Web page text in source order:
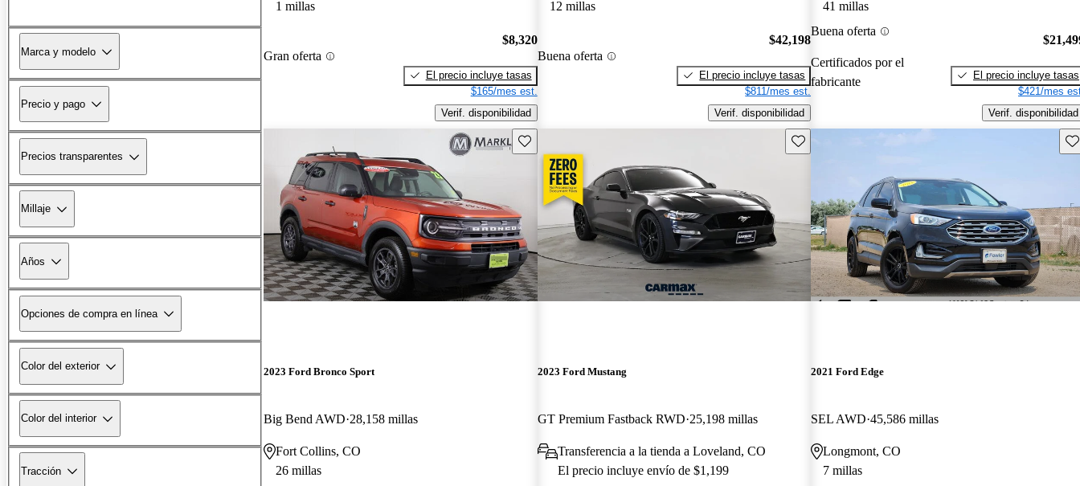
Marca y modelo
Precio y pago
Precios transparentes
Millaje
Años
Opciones de compra en línea
Color del exterior
Color del interior
Tracción
1 millas
Gran oferta
$8,320
El precio incluye tasas
$165/mes est.
Verif. disponibilidad
12 millas
Buena oferta
$42,198
El precio incluye tasas
$811/mes est.
Verif. disponibilidad
41 millas
Buena oferta
Certificados por el
fabricante
El precio incluye tasas
$421/mes
Verif. disponibilidad
Guarda este Aviso
2023 Ford Bronco Sport
Big Bend AWD 28,158 millas
Fort Collins, CO
26 millas
Guarda este Aviso
2023 Ford Mustang
GT Premium Fastback RWD 25,198 millas
Transferencia a la tienda a Loveland, CO
El precio incluye envío de $1,199
2021 Ford Edge
SEL AWD 45,586 millas
Longmont, CO
7 millas